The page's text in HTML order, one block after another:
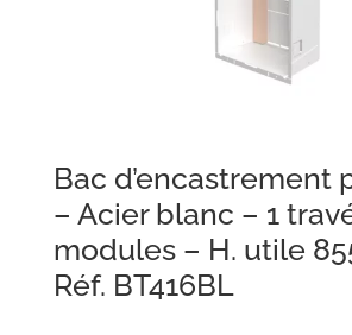
Bac d’encastrement
– Acier blanc – 1
modules – H. utile
Réf. BT416BL